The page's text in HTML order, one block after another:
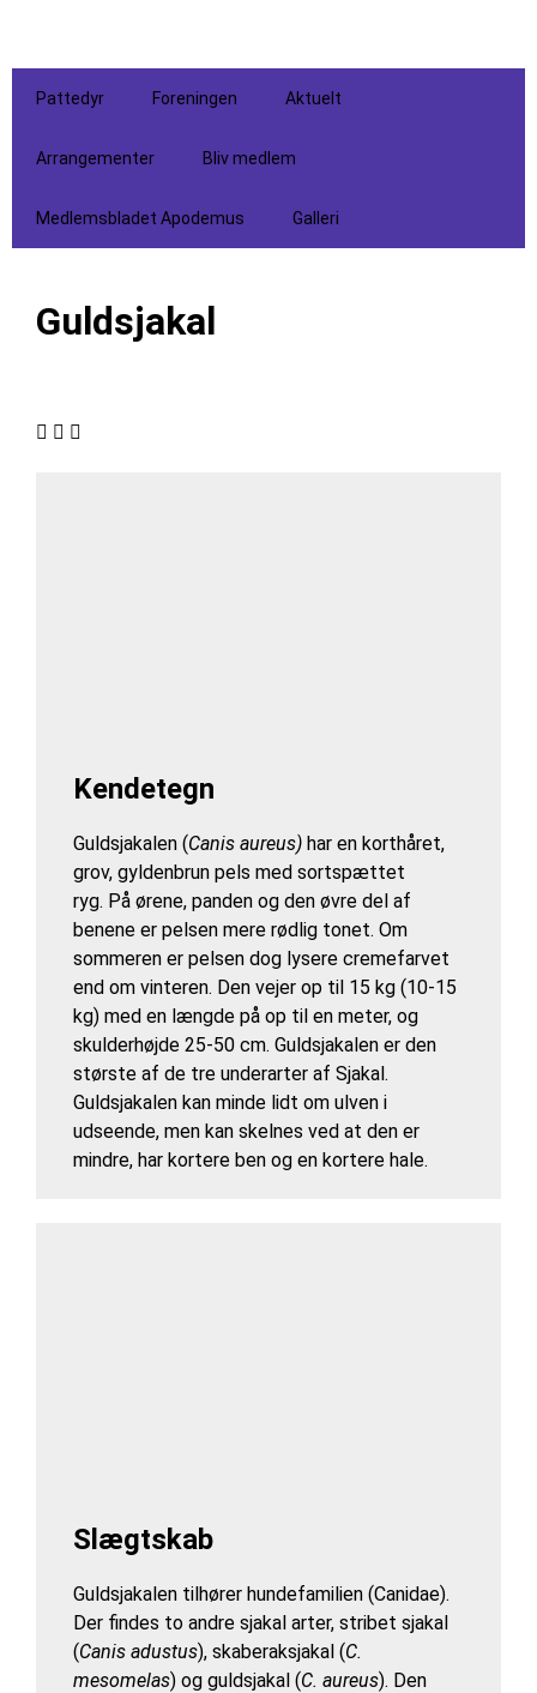
Pattedyr Foreningen Aktuelt
Arrangementer Bliv medlem
Medlemsbladet Apodemus Galleri
Guldsjakal
Kendetegn
Guldsjakalen (Canis aureus)har en korthåret,
grov, gyldenbrun pels med sortspættet
ryg. På ørene, panden og den øvre del af
benene er pelsen mere rødlig tonet. Om
sommeren er pelsen dog lysere cremefarvet
end om vinteren. Den vejer op til 15 kg (10-15
kg) med en længde på op til en meter, og
skulderhøjde 25-50 cm. Guldsjakalen er den
største af de tre underarter af Sjakal.
Guldsjakalen kan minde lidt om ulven i
udseende, men kan skelnes ved at den er
mindre, har kortere ben og en kortere hale.
Slægtskab
Guldsjakalen tilhører hundefamilien (Canidae).
Der findes to andre sjakal arter, stribet sjakal
(Canis adustus), skaberaksjakal (C.
mesomelas) og guldsjakal (C. aureus). Den